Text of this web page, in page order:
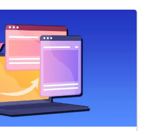
جزئیات بیشتر این خبر می‌پردازیم.